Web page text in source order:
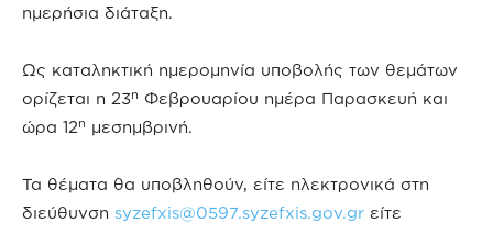
ημερήσια διάταξη.
Ως καταληκτική ημερομηνία υποβολής των θεμάτων
ορίζεται η 23η Φεβρουαρίου ημέρα Παρασκευή και
ώρα 12η μεσημβρινή.
Τα θέματα θα υποβληθούν, είτε ηλεκτρονικά στη
διεύθυνση syzefxis@0597.syzefxis.gov.gr είτε